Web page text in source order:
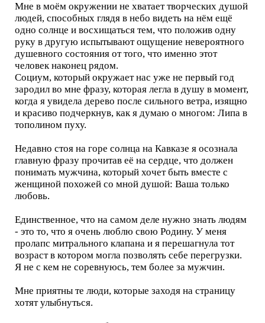
Мне в моём окружении не хватает творческих душой
людей, способных глядя в небо видеть на нём ещё
одно солнце и восхищаться тем, что положив одну
руку в другую испытывают ощущение невероятного
душевного состояния от того, что именно этот
человек наконец рядом.
Социум, который окружает нас уже не первый год
зародил во мне фразу, которая легла в душу в момент,
когда я увидела дерево после сильного ветра, изящно
и красиво подчеркнув, как я думаю о многом: Липа в
тополином пуху.
Недавно стоя на горе солнца на Кавказе я осознала
главную фразу прочитав её на сердце, что должен
понимать мужчина, который хочет быть вместе с
женщиной похожей со мной душой: Ваша только
любовь.
Единственное, что на самом деле нужно знать людям
- это то, что я очень люблю свою Родину. У меня
пролапс митрального клапана и я перешагнула тот
возраст в котором могла позволять себе перегрузки.
Я не с кем не соревнуюсь, тем более за мужчин.
Мне приятны те люди, которые заходя на страницу
хотят улыбнуться.